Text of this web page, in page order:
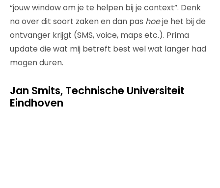
“jouw window om je te helpen bij je context”. Denk
na over dit soort zaken en dan pas hoeje het bij de
ontvanger krijgt (SMS, voice, maps etc.). Prima
update die wat mij betreft best wel wat langer had
mogen duren.
Jan Smits, Technische Universiteit
Eindhoven